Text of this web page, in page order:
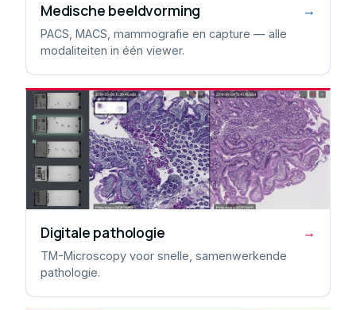
Medische beeldvorming →
PACS, MACS, mammografie en capture — alle
modaliteiten in één viewer.
Digitale pathologie →
TM-Microscopy voor snelle, samenwerkende
pathologie.